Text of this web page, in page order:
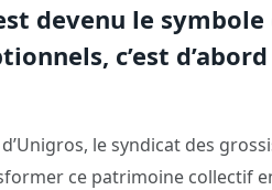
devenu le symbole
c’est
le syndicat des
ce patrimoine collectif